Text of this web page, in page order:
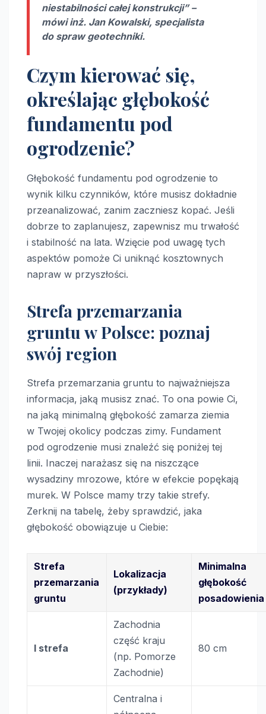
niestabilności całej konstrukcji” –
mówi inż. Jan Kowalski, specjalista
do spraw geotechniki.
Czym kierować się,
określając głębokość
fundamentu pod
ogrodzenie?
Głębokość fundamentu pod ogrodzenie to
wynik kilku czynników, które musisz dokładnie
przeanalizować, zanim zaczniesz kopać. Jeśli
dobrze to zaplanujesz, zapewnisz mu trwałość
i stabilność na lata. Wzięcie pod uwagę tych
aspektów pomoże Ci uniknąć kosztownych
napraw w przyszłości.
Strefa przemarzania
gruntu w Polsce: poznaj
swój region
Strefa przemarzania gruntu to najważniejsza
informacja, jaką musisz znać. To ona powie Ci,
na jaką minimalną głębokość zamarza ziemia
w Twojej okolicy podczas zimy. Fundament
pod ogrodzenie musi znaleźć się poniżej tej
linii. Inaczej narażasz się na niszczące
wysadziny mrozowe, które w efekcie popękają
murek. W Polsce mamy trzy takie strefy.
Zerknij na tabelę, żeby sprawdzić, jaka
głębokość obowiązuje u Ciebie:
Strefa
przemarzania
gruntu
Lokalizacja
(przykłady)
Minimalna
głębokość
posadowienia
I strefa
Zachodnia
część kraju
(np. Pomorze
Zachodnie)
80 cm
Centralna i